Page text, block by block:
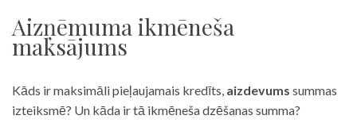
Aizņēmuma ikmēneša
maksājums
Kāds ir maksimāli pieļaujamais kredīts, aizdevums summas
izteiksmē? Un kāda ir tā ikmēneša dzēšanas summa?